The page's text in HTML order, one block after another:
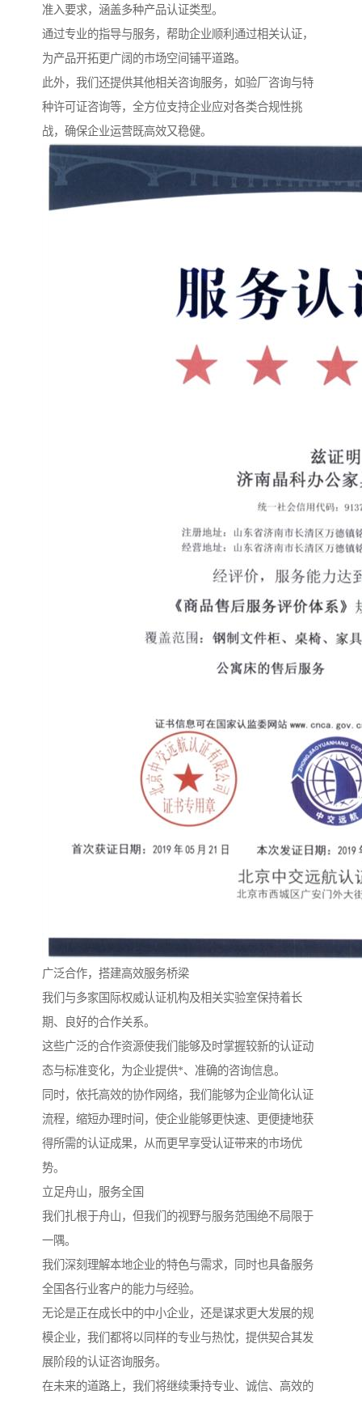
准入要求，涵盖多种产品认证类型。
通过专业的指导与服务，帮助企业顺利通过相关认证，
为产品开拓更广阔的市场空间铺平道路。
此外，我们还提供其他相关咨询服务，如验厂咨询与特
种许可证咨询等，全方位支持企业应对各类合规性挑
战，确保企业运营既高效又稳健。
广泛合作，搭建高效服务桥梁
我们与多家国际权威认证机构及相关实验室保持着长
期、良好的合作关系。
这些广泛的合作资源使我们能够及时掌握较新的认证动
态与标准变化，为企业提供*、准确的咨询信息。
同时，依托高效的协作网络，我们能够为企业简化认证
流程，缩短办理时间，使企业能够更快速、更便捷地获
得所需的认证成果，从而更早享受认证带来的市场优
势。
立足舟山，服务全国
我们扎根于舟山，但我们的视野与服务范围绝不局限于
一隅。
我们深刻理解本地企业的特色与需求，同时也具备服务
全国各行业客户的能力与经验。
无论是正在成长中的中小企业，还是谋求更大发展的规
模企业，我们都将以同样的专业与热忱，提供契合其发
展阶段的认证咨询服务。
在未来的道路上，我们将继续秉持专业、诚信、高效的